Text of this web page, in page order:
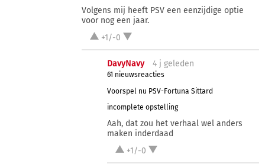
Volgens mij heeft PSV een eenzijdige optie
voor nog een jaar.
+1/-0
DavyNavy 4 j geleden
61 nieuwsreacties
Voorspel nu PSV-Fortuna Sittard
incomplete opstelling
Aah, dat zou het verhaal wel anders
maken inderdaad
+1/-0